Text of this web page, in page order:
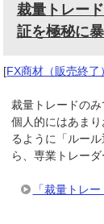
裁量トレー
証を極秘に
[FX商材（販売終了
裁量トレードの
個人的にはあま
るように「ルー
ら、専業トレー
「裁量トレ